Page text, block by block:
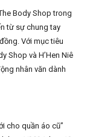
Body Shop trong
từ sự chung tay
Với mục tiêu
Shop và H’Hen Niê
nhân văn dành
cho quần áo cũ”